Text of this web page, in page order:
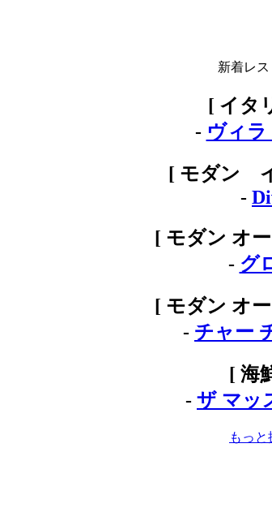
新着レ
[ イタ
- ヴィ
[ モダン
-
[ モダン オ
- グ
[ モダン オ
- チャー
[ 海
- ザ マ
もっと